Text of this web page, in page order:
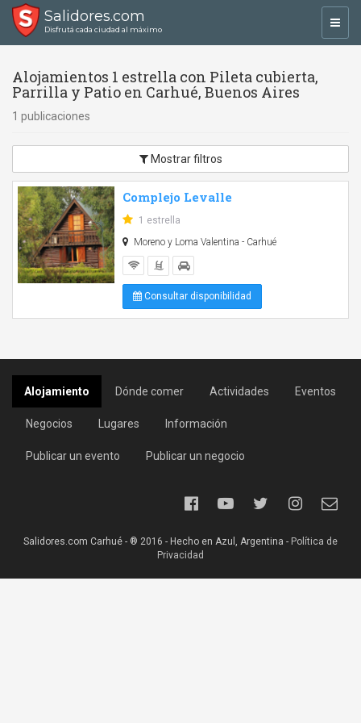
Salidores.com
Disfrutá cada ciudad al máximo
Alojamientos 1 estrella con Pileta cubierta,
Parrilla y Patio en Carhué, Buenos Aires
1 publicaciones
Mostrar filtros
Complejo Levalle
1 estrella
Moreno y Loma Valentina - Carhué
Consultar disponibilidad
Alojamiento Dónde comer Actividades Eventos
Negocios Lugares Información
Publicar un evento Publicar un negocio
Salidores.com Carhué - ® 2016 - Hecho en Azul, Argentina - Política de
Privacidad